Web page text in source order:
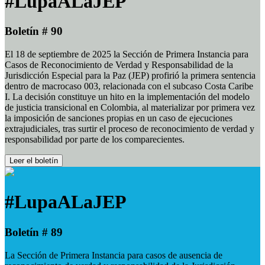
Boletín # 90
El 18 de septiembre de 2025 la Sección de Primera Instancia para
Casos de Reconocimiento de Verdad y Responsabilidad de la
Jurisdicción Especial para la Paz (JEP) profirió la primera sentencia
dentro de macrocaso 003, relacionada con el subcaso Costa Caribe
I. La decisión constituye un hito en la implementación del modelo
de justicia transicional en Colombia, al materializar por primera vez
la imposición de sanciones propias en un caso de ejecuciones
extrajudiciales, tras surtir el proceso de reconocimiento de verdad y
responsabilidad por parte de los comparecientes.
Leer el boletín
#LupaALaJEP
Boletín # 89
La Sección de Primera Instancia para casos de ausencia de